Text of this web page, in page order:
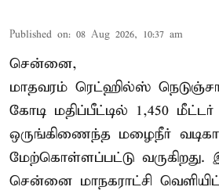
Published on: 08 Aug 2026, 10:37 am
சென்னை,
மாதவரம் ரெட்ஹில்ஸ்
கோடி மதிப்பீட்டில் 1,450
ஒருங்கிணைந்த மழைநீர்
மேற்கொள்ளப்பட்டு வருகிறது.
சென்னை மாநகராட்சி